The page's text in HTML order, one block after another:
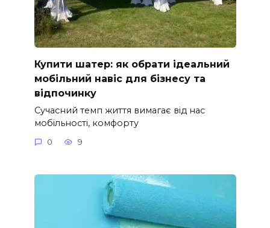
Купити шатер: як обрати ідеальний
мобільний навіс для бізнесу та
відпочинку
Сучасний темп життя вимагає від нас
мобільності, комфорту
0 9